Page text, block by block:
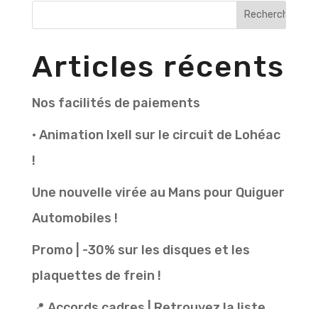
Articles récents
Nos facilités de paiements
• Animation Ixell sur le circuit de Lohéac
!
Une nouvelle virée au Mans pour Quiguer
Automobiles !
Promo | -30% sur les disques et les
plaquettes de frein !